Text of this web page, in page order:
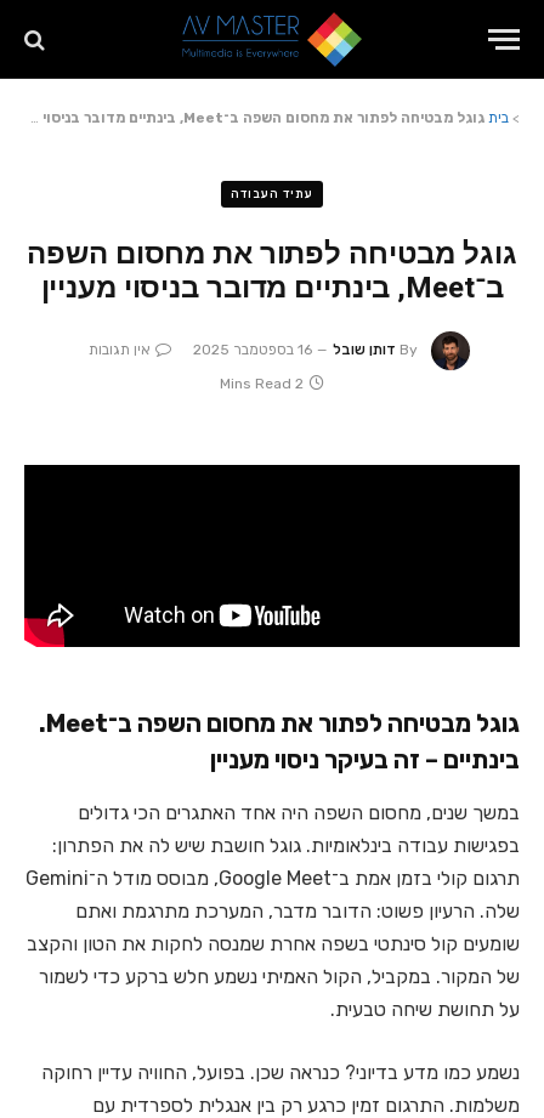
> בית גוגל מבטיחה לפתור את מחסום השפה ב־Meet, בינתיים מדובר בניסוי מעניין
עתיד העבודה
גוגל מבטיחה לפתור את מחסום השפה
ב־Meet, בינתיים מדובר בניסוי מעניין
By דותן שובל 16 בספטמבר 2025
אין תגובות
2 Mins Read
גוגל מבטיחה לפתור את מחסום השפה ב־Meet.
בינתיים – זה בעיקר ניסוי מעניין
במשך שנים, מחסום השפה היה אחד האתגרים הכי גדולים
בפגישות עבודה בינלאומיות. גוגל חושבת שיש לה את הפתרון:
תרגום קולי בזמן אמת ב־Google Meet, מבוסס מודל ה־Gemini
שלה. הרעיון פשוט: הדובר מדבר, המערכת מתרגמת ואתם
שומעים קול סינתטי בשפה אחרת שמנסה לחקות את הטון והקצב
של המקור. במקביל, הקול האמיתי נשמע חלש ברקע כדי לשמור
על תחושת שיחה טבעית.
נשמע כמו מדע בדיוני? כנראה שכן. בפועל, החוויה עדיין רחוקה
משלמות. התרגום זמין כרגע רק בין אנגלית לספרדית עם